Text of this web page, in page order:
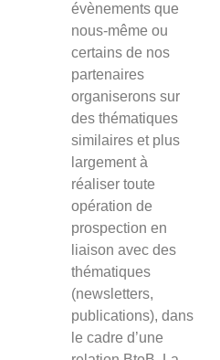
évènements que
nous-même ou
certains de nos
partenaires
organiserons sur
des thématiques
similaires et plus
largement à
réaliser toute
opération de
prospection en
liaison avec des
thématiques
(newsletters,
publications), dans
le cadre d’une